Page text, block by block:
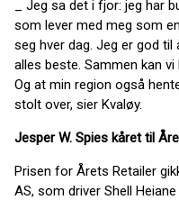
_ Jeg sa det i fjor: jeg har
som lever med meg som
seg hver dag. Jeg er god
alles beste. Sammen kan
Og at min region også
stolt over, sier Kvaløy.
Jesper W. Spies kåret til
Prisen for Årets Retailer
AS, som driver Shell